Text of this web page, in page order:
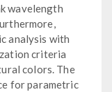
wavelength
analysis with
criteria
colors. The
for parametric